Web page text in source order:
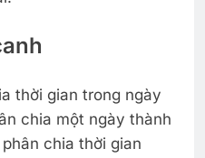
thời gian trong ngày
chia một ngày thành
chia thời gian